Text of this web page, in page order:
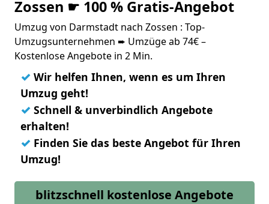
Zossen ☛ 100 % Gratis-Angebot
Umzug von Darmstadt nach Zossen : Top-
Umzugsunternehmen ➨ Umzüge ab 74€ –
Kostenlose Angebote in 2 Min.
✓ Wir helfen Ihnen, wenn es um Ihren
Umzug geht!
✓ Schnell & unverbindlich Angebote
erhalten!
✓ Finden Sie das beste Angebot für Ihren
Umzug!
blitzschnell kostenlose Angebote